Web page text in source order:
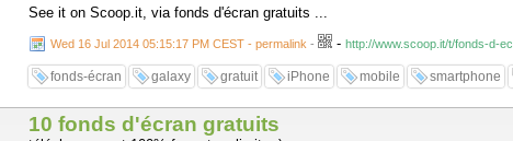
See it on Scoop.it, via fonds d'écran gratuits ...
Wed 16 Jul 2014 05:15:17 PM CEST - permalink - - http://www.scoop.it/t/fonds-d-
fonds-écran galaxy gratuit iPhone mobile smartphone
10 fonds d'écran gratuits